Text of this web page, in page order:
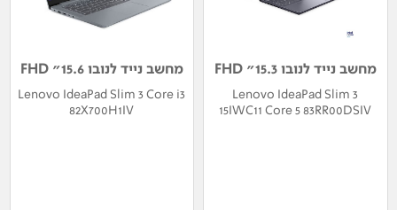
מחשב נייד לנובו 15.3" FHD
Lenovo IdeaPad Slim 3
15IWC11 Core 5 83RR00DSIV
מחשב נייד לנובו 15.6" FHD
Lenovo IdeaPad Slim 3 Core i3
82X700H1IV